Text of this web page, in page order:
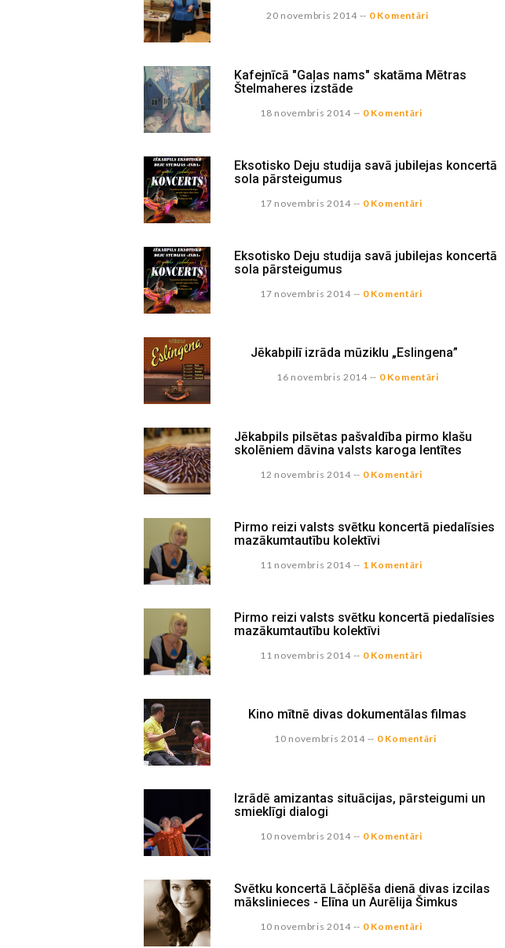
20 novembris 2014-- 0 Komentāri
Kafejnīcā "Gaļas nams" skatāma Mētras
Štelmaheres izstāde
18 novembris 2014-- 0 Komentāri
Eksotisko Deju studija savā jubilejas koncertā
sola pārsteigumus
17 novembris 2014-- 0 Komentāri
Eksotisko Deju studija savā jubilejas koncertā
sola pārsteigumus
17 novembris 2014-- 0 Komentāri
Jēkabpilī izrāda mūziklu „Eslingena”
16 novembris 2014-- 0 Komentāri
Jēkabpils pilsētas pašvaldība pirmo klašu
skolēniem dāvina valsts karoga lentītes
12 novembris 2014-- 0 Komentāri
Pirmo reizi valsts svētku koncertā piedalīsies
mazākumtautību kolektīvi
11 novembris 2014-- 1 Komentāri
Pirmo reizi valsts svētku koncertā piedalīsies
mazākumtautību kolektīvi
11 novembris 2014-- 0 Komentāri
Kino mītnē divas dokumentālas filmas
10 novembris 2014-- 0 Komentāri
Izrādē amizantas situācijas, pārsteigumi un
smieklīgi dialogi
10 novembris 2014-- 0 Komentāri
Svētku koncertā Lāčplēša dienā divas izcilas
mākslinieces - Elīna un Aurēlija Šimkus
10 novembris 2014-- 0 Komentāri